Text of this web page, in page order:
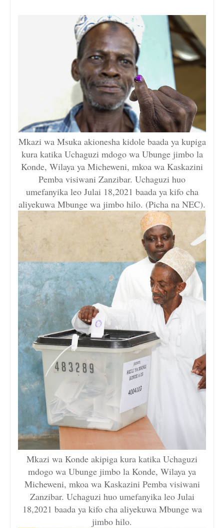
Mkazi wa Msuka akionesha kidole baada ya kupiga
kura katika Uchaguzi mdogo wa Ubunge jimbo la
Konde, Wilaya ya Micheweni, mkoa wa Kaskazini
Pemba visiwani Zanzibar. Uchaguzi huo
umefanyika leo Julai 18,2021 baada ya kifo cha
aliyekuwa Mbunge wa jimbo hilo. (Picha na NEC).
Mkazi wa Konde akipiga kura katika Uchaguzi
mdogo wa Ubunge jimbo la Konde, Wilaya ya
Micheweni, mkoa wa Kaskazini Pemba visiwani
Zanzibar. Uchaguzi huo umefanyika leo Julai
18,2021 baada ya kifo cha aliyekuwa Mbunge wa
jimbo hilo.